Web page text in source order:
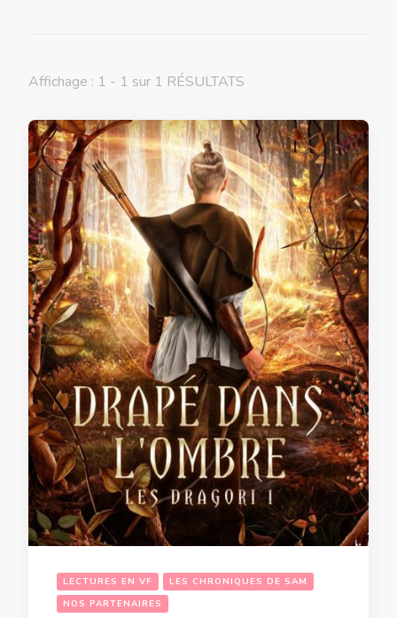
Affichage : 1 - 1 sur 1 RÉSULTATS
LECTURES EN VF
LES CHRONIQUES DE SAM
NOS PARTENAIRES